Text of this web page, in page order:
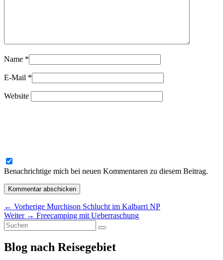
Name *
E-Mail *
Website
Benachrichtige mich bei neuen Kommentaren zu diesem Beitrag.
Beitragsnavigation
← Vorherige Vorheriger
Beitrag:
Murchison Schlucht im Kalbarri NP
Weiter → Nächster
Freecamping mit Ueberraschung
Primärer
Seitenleisten-
Widgetbereich
Suchen
nach:
Suchen
Blog nach Reisegebiet